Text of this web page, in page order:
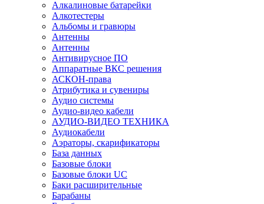
Алкалиновые батарейки
Алкотестеры
Альбомы и гравюры
Антенны
Антенны
Антивирусное ПО
Аппаратные ВКС решения
АСКОН-права
Атрибутика и сувениры
Аудио системы
Аудио-видео кабели
АУДИО-ВИДЕО ТЕХНИКА
Аудиокабели
Аэраторы, скарификаторы
База данных
Базовые блоки
Базовые блоки UC
Баки расширительные
Барабаны